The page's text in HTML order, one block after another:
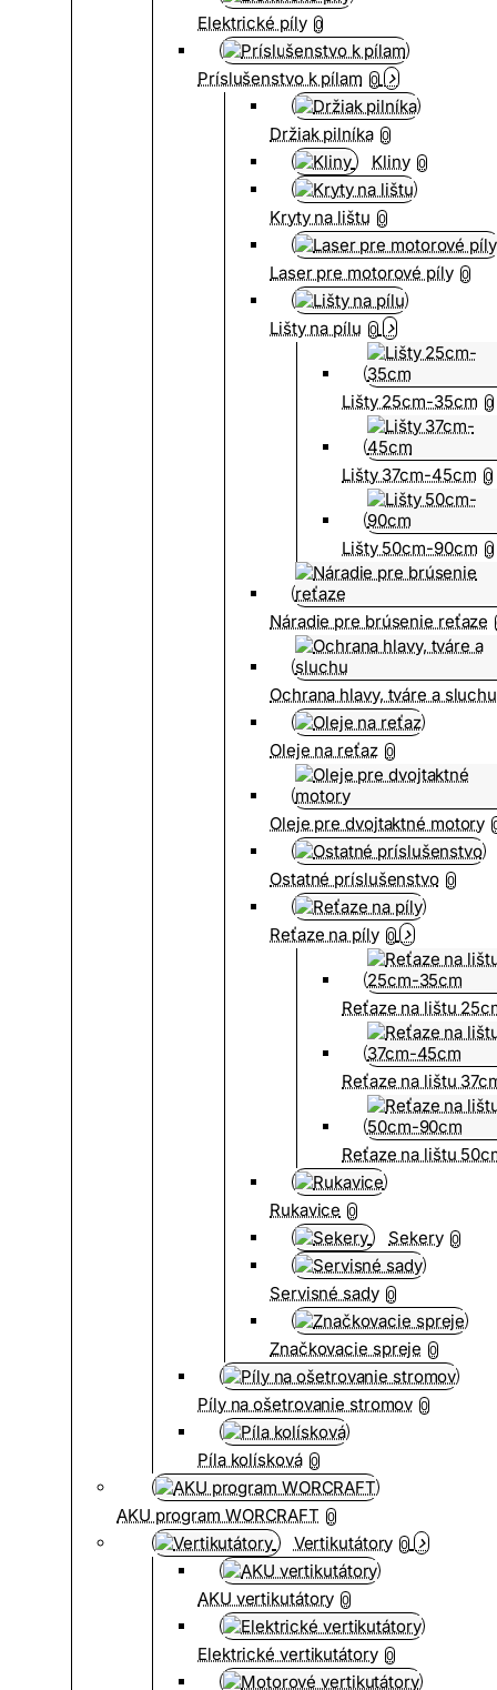
Elektrické píly 0
Príslušenstvo k pílam 0
Držiak pilníka 0
Kliny 0
Kryty na lištu 0
Laser pre motorové píly 0
Lišty na pílu 0
Lišty 25cm-35cm 0
Lišty 37cm-45cm 0
Lišty 50cm-90cm 0
Náradie pre brúsenie reťaze
Ochrana hlavy, tváre a sluchu
Oleje na reťaz 0
Oleje pre dvojtaktné motory
Ostatné príslušenstvo 0
Reťaze na píly 0
Reťaze na lištu
Reťaze na lištu
Reťaze na lištu
Rukavice 0
Sekery 0
Servisné sady 0
Značkovacie spreje 0
Píly na ošetrovanie stromov 0
Píla kolísková 0
AKU program WORCRAFT 0
Vertikutátory 0
AKU vertikutátory 0
Elektrické vertikutátory 0